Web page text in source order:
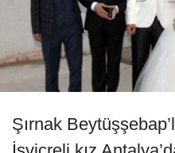
Şırnak